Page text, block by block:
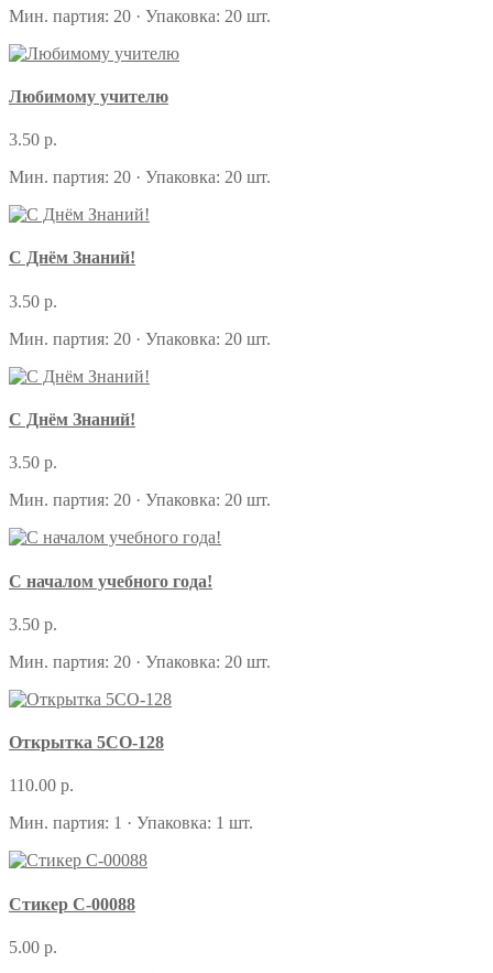
Мин. партия: 20 · Упаковка: 20 шт.
Любимому учителю
3.50 р.
Мин. партия: 20 · Упаковка: 20 шт.
С Днём Знаний!
3.50 р.
Мин. партия: 20 · Упаковка: 20 шт.
С Днём Знаний!
3.50 р.
Мин. партия: 20 · Упаковка: 20 шт.
С началом учебного года!
3.50 р.
Мин. партия: 20 · Упаковка: 20 шт.
Открытка 5СО-128
110.00 р.
Мин. партия: 1 · Упаковка: 1 шт.
Стикер С-00088
5.00 р.